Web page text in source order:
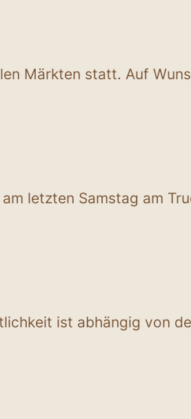
Märkten statt. Auf
letzten Samstag am
ist abhängig von